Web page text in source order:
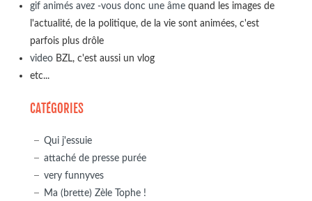
gif animés avez -vous donc une âmequand les images de
l'actualité, de la politique, de la vie sont animées, c'est
parfois plus drôle
videoBZL, c'est aussi un vlog
etc...
CATÉGORIES
Qui j'essuie
attaché de presse purée
very funnyves
Ma (brette) Zèle Tophe !